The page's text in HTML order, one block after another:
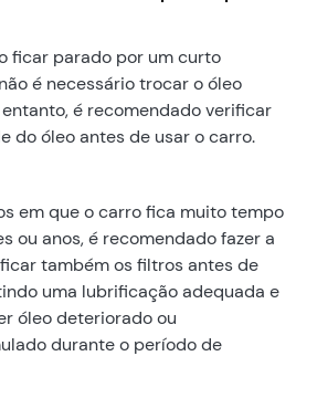
ficar parado por um curto
é necessário trocar o óleo
é recomendado verificar
do óleo antes de usar o carro.
em que o carro fica muito tempo
ou anos, é recomendado fazer a
também os filtros antes de
uma lubrificação adequada e
óleo deteriorado ou
durante o período de